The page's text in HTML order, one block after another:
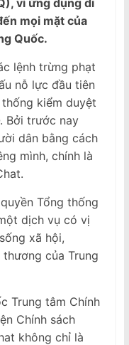
mọi mặt của
Quốc.
lệnh trừng phạt
nỗ lực đầu tiên
kiểm duyệt
Bởi trước nay
dân bằng cách
mình, chính là
Tổng thống
dịch vụ có vị
xã hội,
của Trung
Trung tâm Chính
Chính sách
không chỉ là